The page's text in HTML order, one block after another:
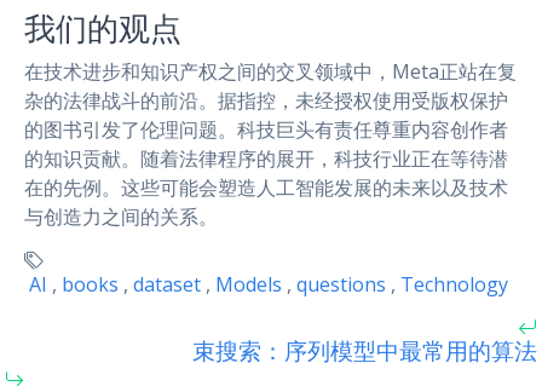
我们的观点
在技术进步和知识产权之间的交叉领域中，Meta正站在复
杂的法律战斗的前沿。据指控，未经授权使用受版权保护
的图书引发了伦理问题。科技巨头有责任尊重内容创作者
的知识贡献。随着法律程序的展开，科技行业正在等待潜
在的先例。这些可能会塑造人工智能发展的未来以及技术
与创造力之间的关系。
AI , books , dataset , Models , questions , Technology
束搜索：序列模型中最常用的算法